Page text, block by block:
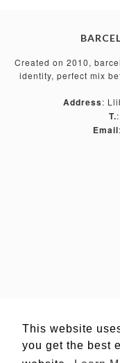
This website
you get the best
This website
you get the best
Created on 2010,
identity, perfect mix
Address:
T.
Email